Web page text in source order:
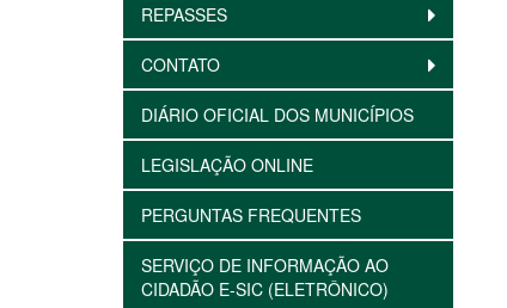
REPASSES
CONTATO
DIÁRIO OFICIAL DOS MUNICÍPIOS
LEGISLAÇÃO ONLINE
PERGUNTAS FREQUENTES
SERVIÇO DE INFORMAÇÃO AO
CIDADÃO E-SIC (ELETRÔNICO)